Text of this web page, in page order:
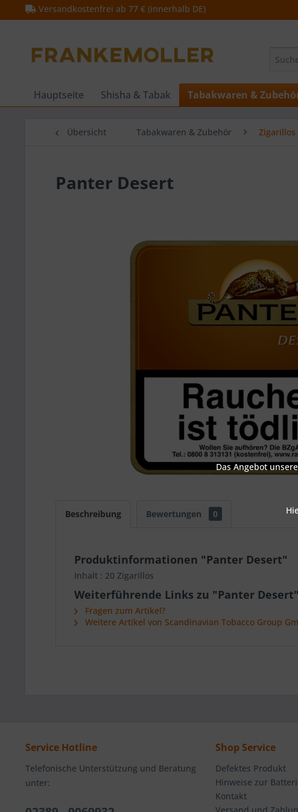
Versandkostenfrei ab 77 € (innerhalb DE)
Hauptseite Shisha & Tabak Tabakwaren &
Übersicht Tabakwaren & Zubehör Zigarillos
Panter Desert
Beschreibung Bewertungen 0
Produktinformationen "Panter Desert"
Inhalt : 20 Zigarillos
Weiterführende Links zu "Panter Desert"
Fragen zum Artikel?
Weitere Artikel von Scandinavian Tobacco Group
Service Hotline
Telefonische Unterstützung und Beratung
unter:
Shop Service
Defektes Produkt
Hinweise zur
Kontakt
Das Angebot